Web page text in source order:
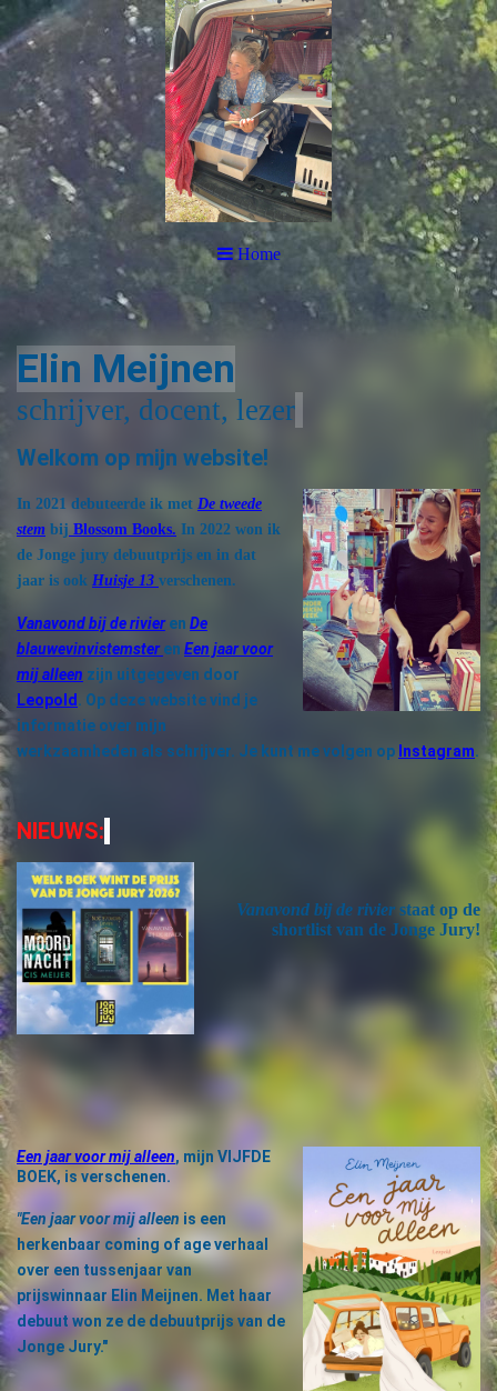
Home
Elin Meijnen
schrijver, docent, lezer
Welkom op mijn website!
In 2021 debuteerde ik met De tweede
stem bij Blossom Books. In 2022 won ik
de Jonge jury debuutprijs en in dat
jaar is ook Huisje 13 verschenen.
Vanavond bij de rivieren De
blauwevinvistemster en Een jaar voor
mij alleen zijn uitgegeven door
Leopold . Op deze website vind je
informatie over mijn
werkzaamheden als schrijver. Je kunt me volgen op Instagram.
NIEUWS:
Vanavond bij de rivier staat op de
shortlist van de Jonge Jury!
Een jaar voor mij alleen, mijn VIJFDE
BOEK, is verschenen.
"Een jaar voor mij alleen is een
herkenbaar coming of age verhaal
over een tussenjaar van
prijswinnaar Elin Meijnen. Met haar
debuut won ze de debuutprijs van de
Jonge Jury."